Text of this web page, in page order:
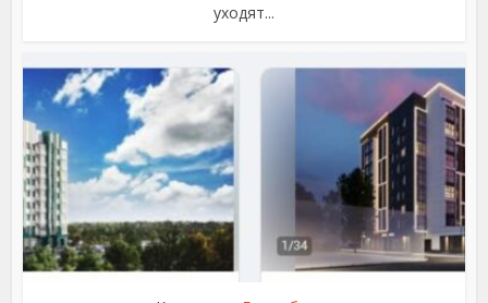
уходят...